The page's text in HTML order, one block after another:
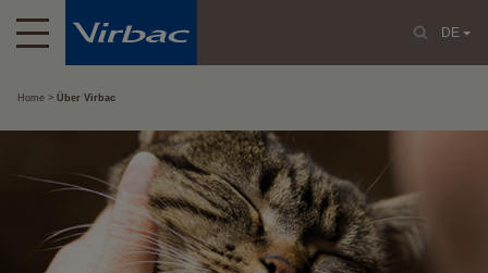
DE
Home Über Virbac